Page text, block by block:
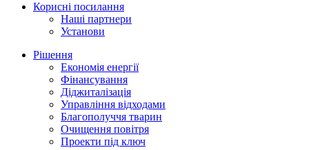
Корисні посилання
Наші партнери
Установи
Рішення
Економія енергії
Фінансування
Діджиталізація
Управління відходами
Благополуччя тварин
Очищення повітря
Проекти під ключ